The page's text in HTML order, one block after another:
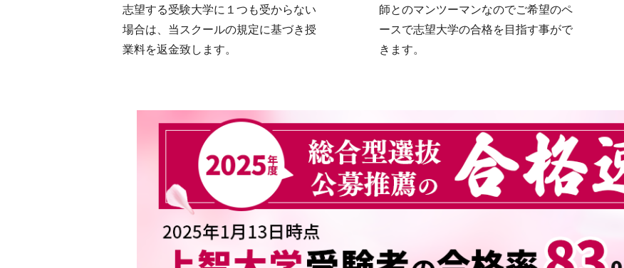
志望する受験大学に１つも受からない
場合は、当スクールの規定に基づき授
業料を返金致します。
師とのマンツーマンなのでご希望のペ
ースで志望大学の合格を目指す事がで
きます。